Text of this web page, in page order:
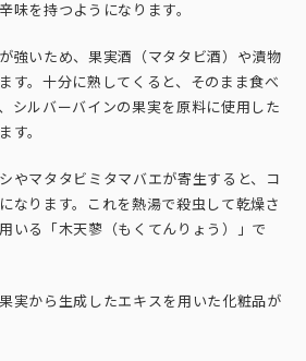
味を持つようになります。
強いため、果実酒（マタタビ酒）や漬物
す。十分に熟してくると、そのまま食べ
シルバーバインの果実を原料に使用した
す。
やマタタビミタマバエが寄生すると、コ
なります。これを熱湯で殺虫して乾燥さ
いる「木天蓼（もくてんりょう）」で
実から生成したエキスを用いた化粧品が